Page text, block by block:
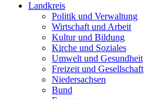
Landkreis
Politik und Verwaltung
Wirtschaft und Arbeit
Kultur und Bildung
Kirche und Soziales
Umwelt und Gesundheit
Freizeit und Gesellschaft
Niedersachsen
Bund